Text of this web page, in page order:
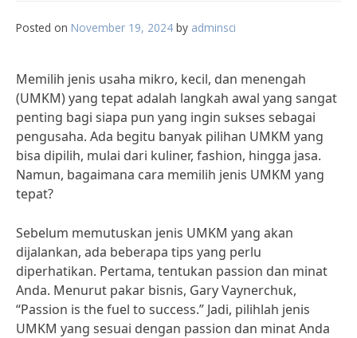
Posted on November 19, 2024 by adminsci
Memilih jenis usaha mikro, kecil, dan menengah
(UMKM) yang tepat adalah langkah awal yang sangat
penting bagi siapa pun yang ingin sukses sebagai
pengusaha. Ada begitu banyak pilihan UMKM yang
bisa dipilih, mulai dari kuliner, fashion, hingga jasa.
Namun, bagaimana cara memilih jenis UMKM yang
tepat?
Sebelum memutuskan jenis UMKM yang akan
dijalankan, ada beberapa tips yang perlu
diperhatikan. Pertama, tentukan passion dan minat
Anda. Menurut pakar bisnis, Gary Vaynerchuk,
“Passion is the fuel to success.” Jadi, pilihlah jenis
UMKM yang sesuai dengan passion dan minat Anda